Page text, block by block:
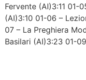
Fervente (AI)3:11 01-
(AI)3:10 01-06 –
07 – La Preghiera
Basilari (AI)3:23 01-